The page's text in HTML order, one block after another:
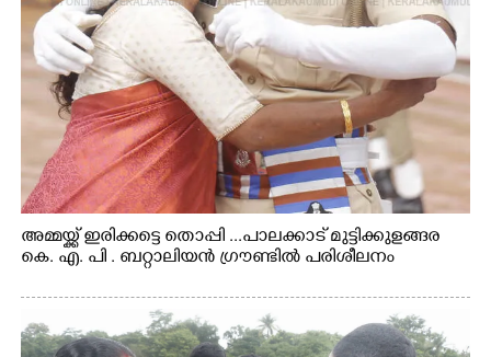
അമ്മയ്ക്ക് ഇരിക്കട്ടെ തൊപ്പി ...പാലക്കാട് മുട്ടിക്കുളങ്ങര
കെ. എ. പി . ബറ്റാലിയൻ ഗ്രൗണ്ടിൽ പരിശീലനം